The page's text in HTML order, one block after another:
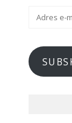
Adres